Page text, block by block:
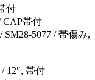
付
CAP帯付
5077 / 帯傷み,
12″, 帯付